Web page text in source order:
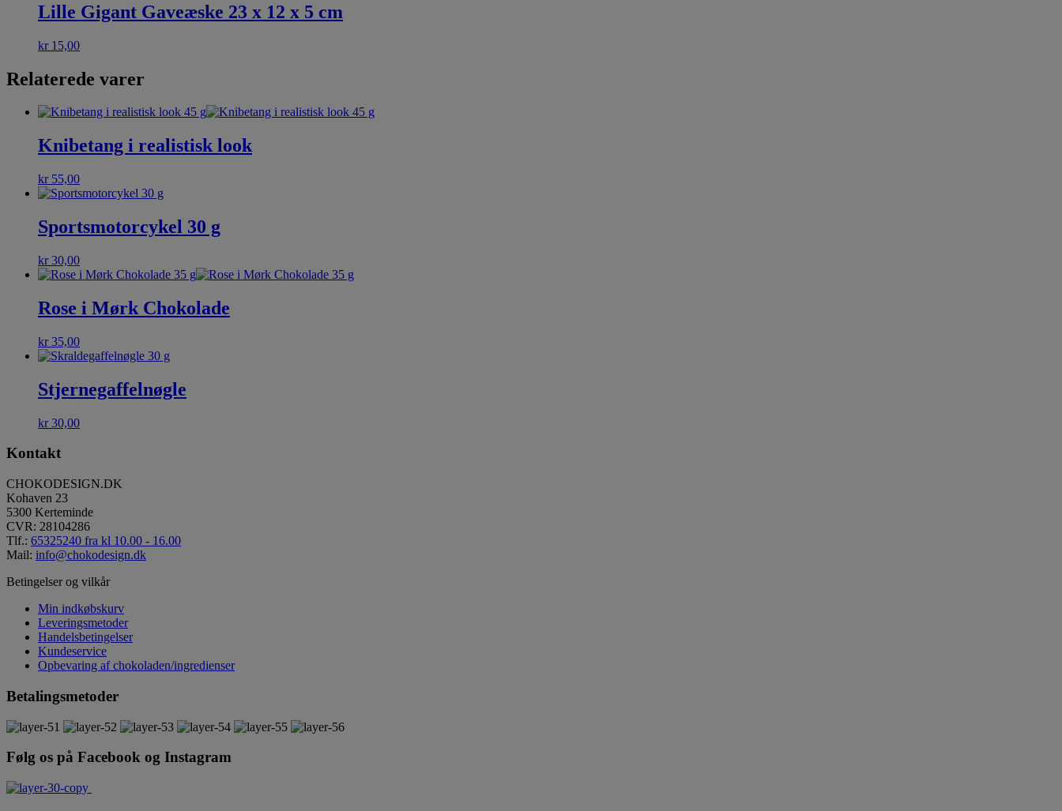
Lille Gigant Gaveæske 23 x 12 x 5 cm
kr15,00
Relaterede varer
Knibetang i realistisk look
kr55,00
Sportsmotorcykel 30 g
kr30,00
Rose i Mørk Chokolade
kr35,00
Stjernegaffelnøgle
kr30,00
Kontakt
CHOKODESIGN.DK
Kohaven 23
5300 Kerteminde
CVR: 28104286
Tlf.: 65325240 fra kl 10.00 - 16.00
Mail: info@chokodesign.dk
Betingelser og vilkår
Min indkøbskurv
Leveringsmetoder
Handelsbetingelser
Kundeservice
Opbevaring af chokoladen/ingredienser
Betalingsmetoder
Følg os på Facebook og Instagram